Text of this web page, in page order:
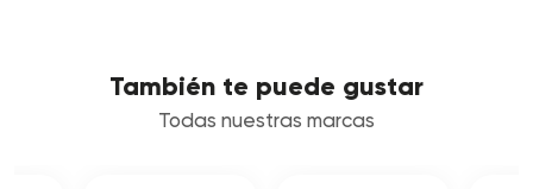
También te puede gustar
Todas nuestras marcas